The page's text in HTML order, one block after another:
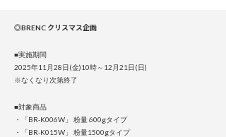
◎BRENC クリスマス企画
■実施期間
2025年11月28日(金)10時～12月21日(日)
※なくなり次第終了
■対象商品
・「BR-K006W」 粉量 600gタイプ
・「BR-K015W」 粉量1500gタイプ